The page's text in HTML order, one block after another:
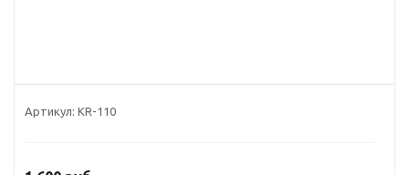
Артикул: KR-110